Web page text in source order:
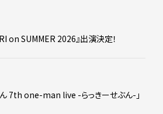
on SUMMER 2026』出演決定！
ん 7th one-man live -らっきーせぶん-」